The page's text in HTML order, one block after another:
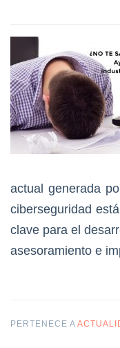
actual generada
ciberseguridad
clave para el
asesoramiento e
PERTENECE A